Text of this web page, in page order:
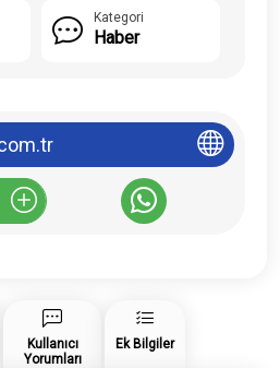
Kategori
Haber
Kullanıcı
Yorumları
Ek Bilgiler